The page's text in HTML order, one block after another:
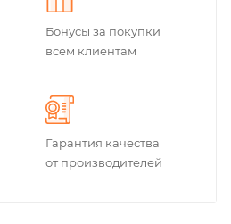
Бонусы за покупки
всем клиентам
Гарантия качества
от производителей